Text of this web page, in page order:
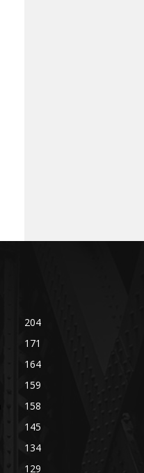
204
171
164
159
158
145
134
129